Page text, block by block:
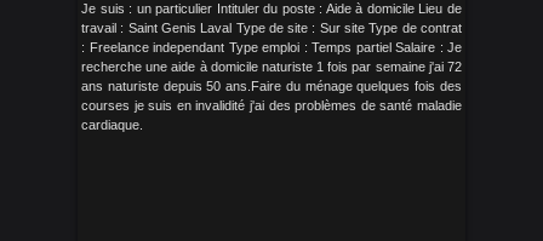
Je suis : un particulier Intituler du poste : Aide à domicile Lieu de
travail : Saint Genis Laval Type de site : Sur site Type de contrat
: Freelance independant Type emploi : Temps partiel Salaire : Je
recherche une aide à domicile naturiste 1 fois par semaine j'ai 72
ans naturiste depuis 50 ans.Faire du ménage quelques fois des
courses je suis en invalidité j'ai des problèmes de santé maladie
cardiaque.